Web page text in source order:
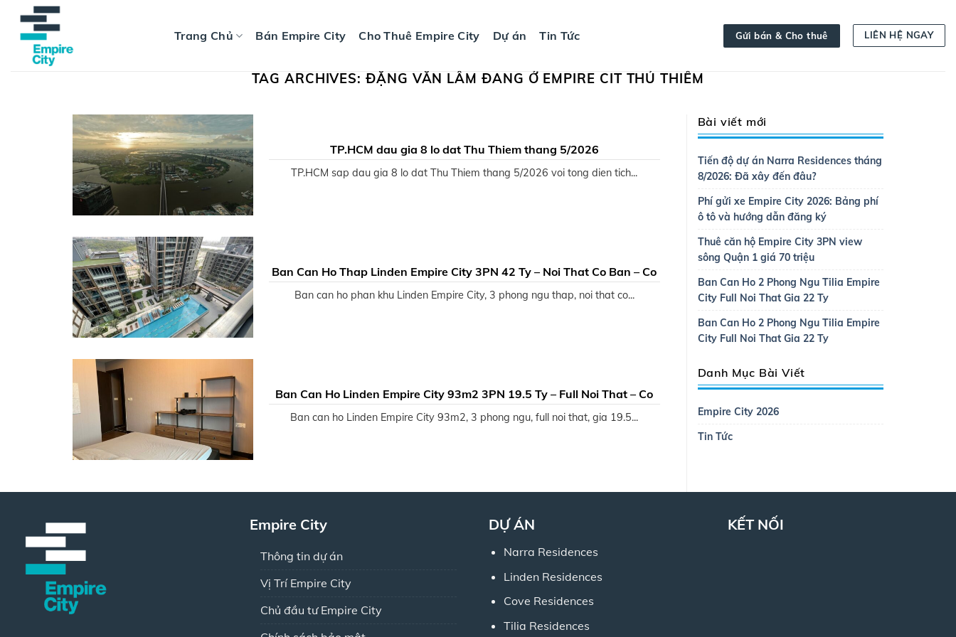
content
Trang Chủ Bán Empire City Cho Thuê Empire City Dự án Tin Tức Gửi bán & Cho thuê LIÊN HỆ NGAY
TAG ARCHIVES:ĐẶNG VĂN LÂM ĐANG Ở EMPIRE CIT THỦ THIÊM
TP.HCM dau gia 8 lo dat Thu Thiem thang 5/2026
TP.HCM sap dau gia 8 lo dat Thu Thiem thang 5/2026 voi tong dien tich...
Ban Can Ho Thap Linden Empire City 3PN 42 Ty – Noi That Co Ban – Co
So San Song
Ban can ho phan khu Linden Empire City, 3 phong ngu thap, noi that co...
Ban Can Ho Linden Empire City 93m2 3PN 19.5 Ty – Full Noi That – Co
So San Song
Ban can ho Linden Empire City 93m2, 3 phong ngu, full noi that, gia 19.5...
Bài viết mới
Tiến độ dự án Narra Residences tháng
8/2026: Đã xây đến đâu?
Phí gửi xe Empire City 2026: Bảng phí
ô tô và hướng dẫn đăng ký
Thuê căn hộ Empire City 3PN view
sông Quận 1 giá 70 triệu
Ban Can Ho 2 Phong Ngu Tilia Empire
City Full Noi That Gia 22 Ty
Ban Can Ho 2 Phong Ngu Tilia Empire
City Full Noi That Gia 22 Ty
Danh Mục Bài Viết
Empire City 2026
Tin Tức
Empire City
Thông tin dự án
Vị Trí Empire City
Chủ đầu tư Empire City
DỰ ÁN
Narra Residences
Linden Residences
Cove Residences
Tilia Residences
KẾT NỐI